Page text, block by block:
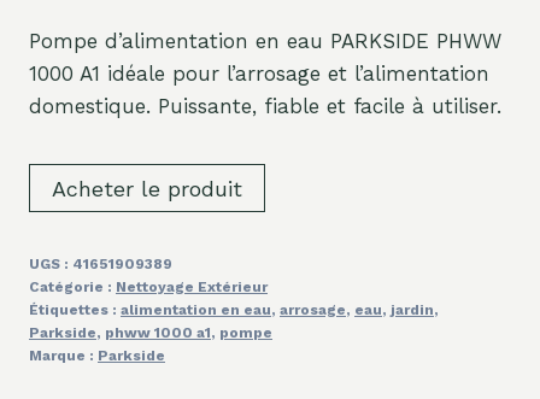
Pompe d’alimentation en eau PARKSIDE PHWW
1000 A1 idéale pour l’arrosage et l’alimentation
domestique. Puissante, fiable et facile à utiliser.
Acheter le produit
UGS : 41651909389
Catégorie : Nettoyage Extérieur
Étiquettes : alimentation en eau, arrosage, eau, jardin,
Parkside, phww 1000 a1, pompe
Marque : Parkside